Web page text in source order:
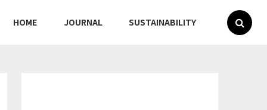
HOME JOURNAL SUSTAINABILITY